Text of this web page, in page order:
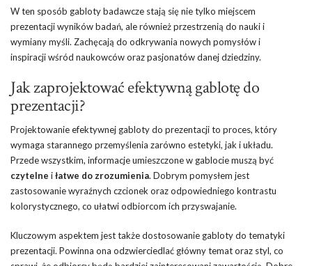
W ten sposób gabloty badawcze stają się nie tylko miejscem
prezentacji wyników badań, ale również przestrzenią do nauki i
wymiany myśli. Zachęcają do odkrywania nowych pomysłów i
inspiracji wśród naukowców oraz pasjonatów danej dziedziny.
Jak zaprojektować efektywną gablotę do
prezentacji?
Projektowanie efektywnej gabloty do prezentacji to proces, który
wymaga starannego przemyślenia zarówno estetyki, jak i układu.
Przede wszystkim, informacje umieszczone w gablocie muszą być
czytelne iłatwe do zrozumienia. Dobrym pomysłem jest
zastosowanie wyraźnych czcionek oraz odpowiedniego kontrastu
kolorystycznego, co ułatwi odbiorcom ich przyswajanie.
Kluczowym aspektem jest także dostosowanie gabloty do tematyki
prezentacji. Powinna ona odzwierciedlać główny temat oraz styl, co